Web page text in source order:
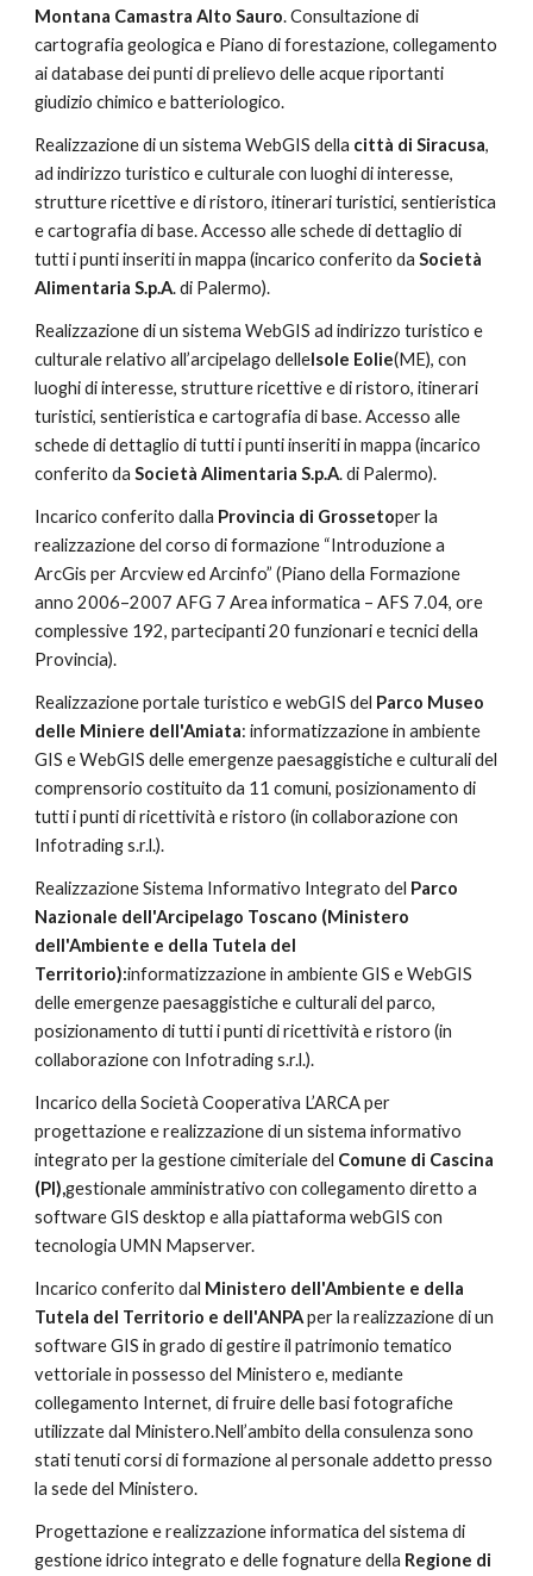
Montana Camastra Alto Sauro. Consultazione di
cartografia geologica e Piano di forestazione, collegamento
ai database dei punti di prelievo delle acque riportanti
giudizio chimico e batteriologico.
Realizzazione di un sistema WebGIS della città di Siracusa,
ad indirizzo turistico e culturale con luoghi di interesse,
strutture ricettive e di ristoro, itinerari turistici, sentieristica
e cartografia di base. Accesso alle schede di dettaglio di
tutti i punti inseriti in mappa (incarico conferito da Società
Alimentaria S.p.A. di Palermo).
Realizzazione di un sistema WebGIS ad indirizzo turistico e
culturale relativo all’arcipelago delleIsole Eolie(ME), con
luoghi di interesse, strutture ricettive e di ristoro, itinerari
turistici, sentieristica e cartografia di base. Accesso alle
schede di dettaglio di tutti i punti inseriti in mappa (incarico
conferito da Società Alimentaria S.p.A. di Palermo).
Incarico conferito dalla Provincia di Grossetoper la
realizzazione del corso di formazione “Introduzione a
ArcGis per Arcview ed Arcinfo” (Piano della Formazione
anno 2006–2007 AFG 7 Area informatica – AFS 7.04, ore
complessive 192, partecipanti 20 funzionari e tecnici della
Provincia).
Realizzazione portale turistico e webGIS del Parco Museo
delle Miniere dell'Amiata: informatizzazione in ambiente
GIS e WebGIS delle emergenze paesaggistiche e culturali del
comprensorio costituito da 11 comuni, posizionamento di
tutti i punti di ricettività e ristoro (in collaborazione con
Infotrading s.r.l.).
Realizzazione Sistema Informativo Integrato del Parco
Nazionale dell'Arcipelago Toscano (Ministero
dell'Ambiente e della Tutela del
Territorio):informatizzazione in ambiente GIS e WebGIS
delle emergenze paesaggistiche e culturali del parco,
posizionamento di tutti i punti di ricettività e ristoro (in
collaborazione con Infotrading s.r.l.).
Incarico della Società Cooperativa L’ARCA per
progettazione e realizzazione di un sistema informativo
integrato per la gestione cimiteriale del Comune di Cascina
(PI),gestionale amministrativo con collegamento diretto a
software GIS desktop e alla piattaforma webGIS con
tecnologia UMN Mapserver.
Incarico conferito dal Ministero dell'Ambiente e della
Tutela del Territorio e dell'ANPA per la realizzazione di un
software GIS in grado di gestire il patrimonio tematico
vettoriale in possesso del Ministero e, mediante
collegamento Internet, di fruire delle basi fotografiche
utilizzate dal Ministero.Nell’ambito della consulenza sono
stati tenuti corsi di formazione al personale addetto presso
la sede del Ministero.
Progettazione e realizzazione informatica del sistema di
gestione idrico integrato e delle fognature della Regione di